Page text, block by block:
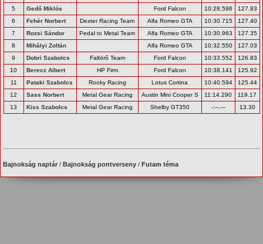
5
Gedő Miklós Ford Falcon 10:28.596
127.83
6
Fehér Norbert Dexter Racing Team Alfa Romeo GTA 10:30.715
127.40
7
Rozsi Sándor Pedal to Metal Team Alfa Romeo GTA 10:30.963
127.35
8
Mihályi Zoltán Alfa Romeo GTA 10:32.550
127.03
9
Dobri Szabolcs Faltörő Team Ford Falcon 10:33.552
126.83
10
Berecz Albert HP Firm Ford Falcon 10:38.141
125.92
11
Pataki Szabolcs Rooky Racing Lotus Cortina 10:40.594
125.44
12
Sass Norbert Metal Gear Racing Austin Mini Cooper S 11:14.290
119.17
13
Kiss Szabolcs Metal Gear Racing Shelby GT350 -:--.--- 13.30
Bajnokság naptár /Bajnokság pontverseny /Futam téma